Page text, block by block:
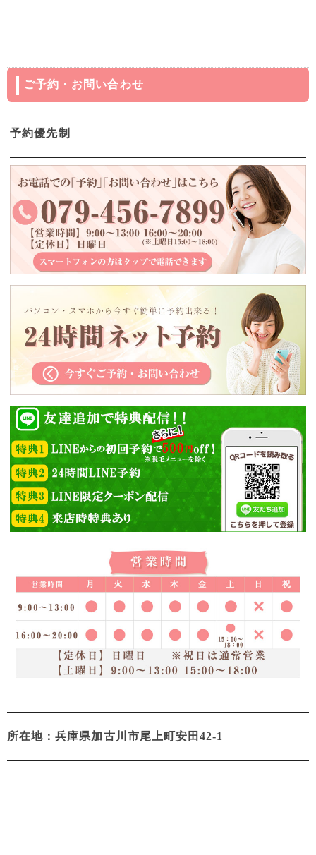
ご予約・お問い合わせ
予約優先制
所在地：兵庫県加古川市尾上町安田42-1